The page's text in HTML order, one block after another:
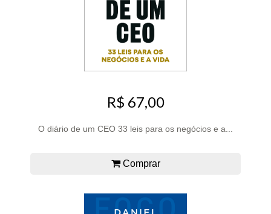
R$ 67,00
O diário de um CEO 33 leis para os negócios e a...
Comprar